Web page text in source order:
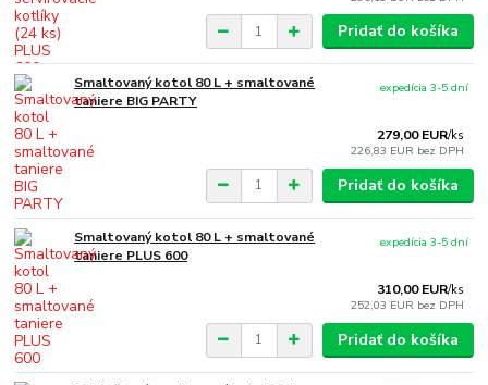
Pridať do košíka
Smaltovaný kotol 80 L + smaltované
taniere BIG PARTY
279,00 EUR/ks
226,83 EUR bez DPH
expedícia 3-5 dní
Pridať do košíka
Smaltovaný kotol 80 L + smaltované
taniere PLUS 600
310,00 EUR/ks
252,03 EUR bez DPH
expedícia 3-5 dní
Pridať do košíka